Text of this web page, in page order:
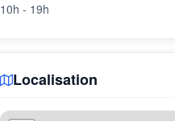
10h - 19h
Localisation